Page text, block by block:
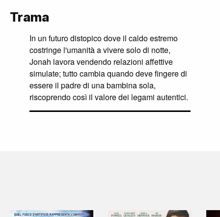
Trama
In un futuro distopico dove il caldo estremo
costringe l'umanità a vivere solo di notte,
Jonah lavora vendendo relazioni affettive
simulate; tutto cambia quando deve fingere di
essere il padre di una bambina sola,
riscoprendo così il valore dei legami autentici.